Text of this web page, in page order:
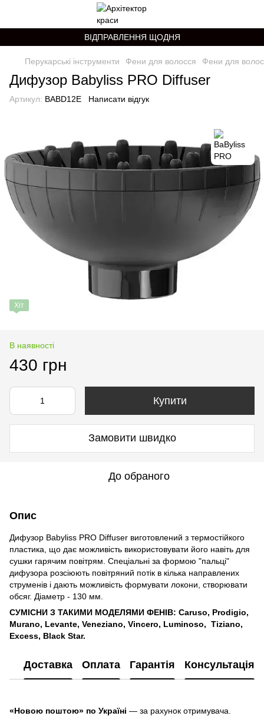
ВІДПРАВЛЕННЯ ЩОДНЯ
Перукарські інструменти Фени для волосся Фени для
Дифузор Babyliss PRO Diffuser
Артикул: BABD12E Написати відгук
Хіт
В наявності
430 грн
Купити
Замовити швидко
До обраного
Опис
Дифузор Babyliss PRO Diffuser виготовлений з термостійкого
пластика, що дає можливість використовувати його навіть для
сушки гарячим повітрям. Спеціальні за формою "пальці"
дифузора розсіюють повітряний потік в кілька направлених
струменів і дають можливість формувати локони, створювати
обсяг. Діаметр - 130 мм.
СУМІСНИ З ТАКИМИ МОДЕЛЯМИ ФЕНІВ: Caruso, Prodigio,
Murano, Levante, Veneziano, Vincero, Luminoso, Tiziano,
Excess, Black Star.
Доставка Оплата Гарантія Консультація
«Новою поштою» по Україні — за рахунок отримувача.